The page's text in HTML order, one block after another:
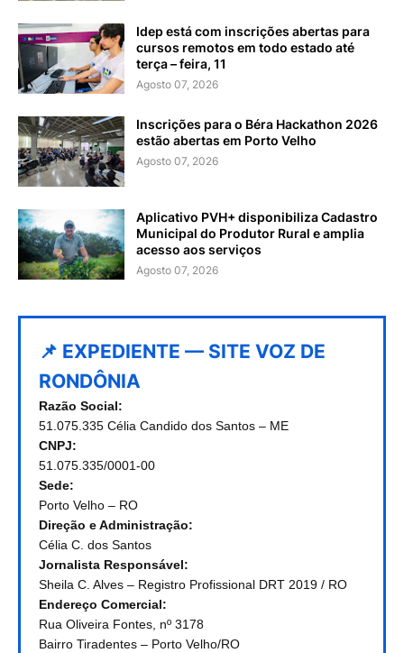
Idep está com inscrições abertas para
cursos remotos em todo estado até
terça – feira, 11
Agosto 07, 2026
Inscrições para o Béra Hackathon 2026
estão abertas em Porto Velho
Agosto 07, 2026
Aplicativo PVH+ disponibiliza Cadastro
Municipal do Produtor Rural e amplia
acesso aos serviços
Agosto 07, 2026
📌 EXPEDIENTE — SITE VOZ DE
RONDÔNIA
Razão Social:
51.075.335 Célia Candido dos Santos – ME
CNPJ:
51.075.335/0001-00
Sede:
Porto Velho – RO
Direção e Administração:
Célia C. dos Santos
Jornalista Responsável:
Sheila C. Alves – Registro Profissional DRT 2019 / RO
Endereço Comercial:
Rua Oliveira Fontes, nº 3178
Bairro Tiradentes – Porto Velho/RO